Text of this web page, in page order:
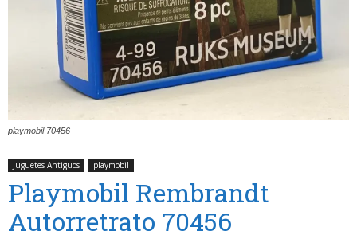
playmobil 70456
Juguetes Antiguos playmobil
Playmobil Rembrandt
Autorretrato 70456